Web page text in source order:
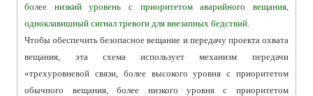
более низкий уровень с приоритетом аварийного вещания,
одноклавишный сигнал тревоги для внезапных бедствий.
Чтобы обеспечить безопасное вещание и передачу проекта охвата
вещания, эта схема использует механизм передачи
«трехуровневой связи, более высокого уровня с приоритетом
обычного вещания, более низкого уровня с приоритетом